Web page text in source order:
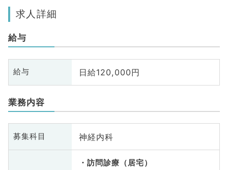
求人詳細
給与
給与 日給120,000円
業務内容
募集科目 神経内科
訪問診療（居宅）